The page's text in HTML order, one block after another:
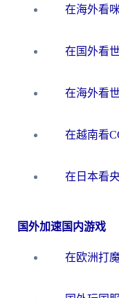
国外加速国内游戏